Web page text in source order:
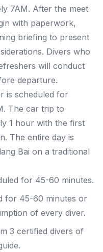
7AM. After the meet
with paperwork,
briefing to present
Divers who
will conduct
departure.
is scheduled for
The car trip to
1 hour with the first
The entire day is
Bai on a traditional
for 45-60 minutes.
for 45-60 minutes or
of every diver.
3 certified divers of